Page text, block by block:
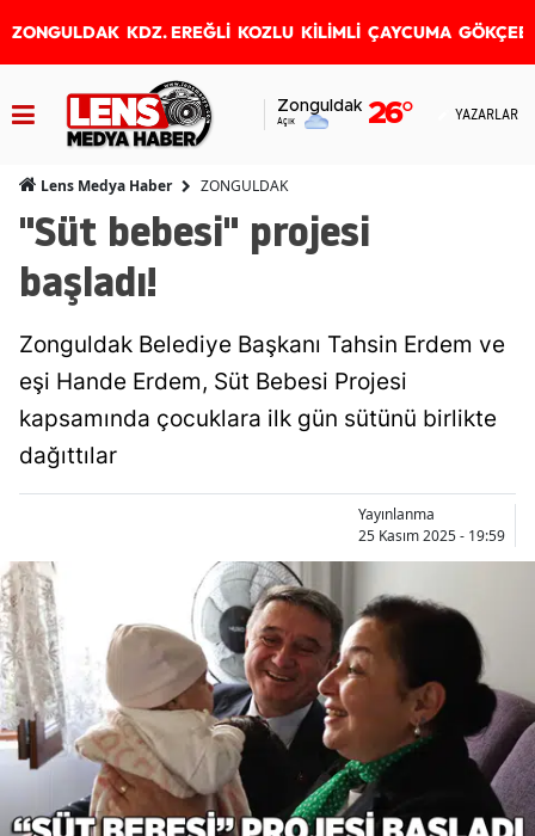
ZONGULDAK KDZ. EREĞLİ KOZLU KİLİMLİ ÇAYCUMA
Zonguldak
Açık 26° YAZARLAR
Lens Medya Haber ZONGULDAK
"Süt bebesi" projesi
başladı!
Zonguldak Belediye Başkanı Tahsin Erdem ve
eşi Hande Erdem, Süt Bebesi Projesi
kapsamında çocuklara ilk gün sütünü birlikte
dağıttılar
Yayınlanma
25 Kasım 2025 - 19:59